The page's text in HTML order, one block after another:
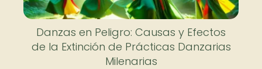
Danzas en Peligro: Causas y Efectos
de la Extinción de Prácticas Danzarias
Milenarias